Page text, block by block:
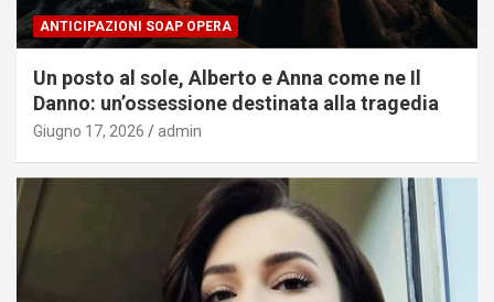
ANTICIPAZIONI SOAP OPERA
Un posto al sole, Alberto e Anna come ne Il
Danno: un’ossessione destinata alla tragedia
Giugno 17, 2026 admin